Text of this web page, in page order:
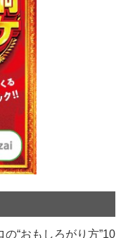
“おもしろがり方”10